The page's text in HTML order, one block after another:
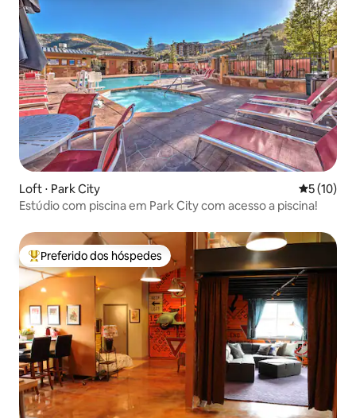
Loft ⋅ Park City 5 de uma
5 (10)
Estúdio com piscina em Park City com acesso a piscina!
Entre os melhores preferidos dos hóspedes
Preferido dos hóspedes